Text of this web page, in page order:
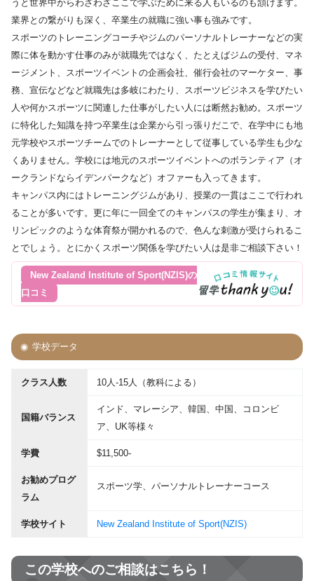
うと世界中からわざわざここで学ぶために来る人もいるのも頷けます。
業界との繋がりも深く、卒業生の就職に強い事も強みです。
スポーツのトレーニングコーチやジムのパーソナルトレーナーなどの実
際に体を動かす仕事のみが就職先ではなく、たとえばジムの受付、マネ
ージメント、スポーツイベントの企画会社、催行会社のマーケター、事
務、宣伝などなど就職先は多岐にわたり、スポーツビジネスを学びたい
人や何かスポーツに関連した仕事がしたい人には断然お勧め。スポーツ
に特化した知識を持つ卒業生は企業から引っ張りだこで、在学中にも地
元学校やスポーツチームでのトレーナーとして従事している学生も少な
くありません。学校には地元のスポーツイベントへのボランティア（オ
ークランドならイデンパークなど）オファーも入ってきます。
キャンパス内にはトレーニングジムがあり、授業の一貫はここで行われ
ることが多いです。更に年に一回全てのキャンパスの学生が集まり、オ
リンピックのような体育祭が開かれるので、色んな刺激が受けられるこ
とでしょう。とにかくスポーツ関係を学びたい人は是非ご相談下さい！
New Zealand Institute of Sport(NZIS)の
口コミ
学校データ
クラス人数 10人-15人（教科による）
国籍バランス
インド、マレーシア、韓国、中国、コロンビ
ア、UK等様々
学費 $11,500-
お勧めプログ
ラム
スポーツ学、パーソナルトレーナーコース
学校サイト New Zealand Institute of Sport(NZIS)
この学校へのご相談はこちら！